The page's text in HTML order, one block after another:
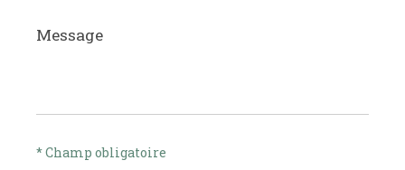
Message
*
* Champ obligatoire